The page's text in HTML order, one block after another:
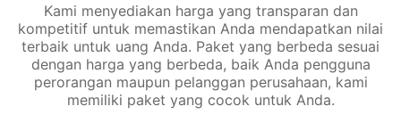
Kami menyediakan harga yang transparan dan
kompetitif untuk memastikan Anda mendapatkan nilai
terbaik untuk uang Anda. Paket yang berbeda sesuai
dengan harga yang berbeda, baik Anda pengguna
perorangan maupun pelanggan perusahaan, kami
memiliki paket yang cocok untuk Anda.